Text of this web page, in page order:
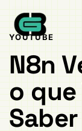
EM:
YOUTUBE
N8n
o
em: